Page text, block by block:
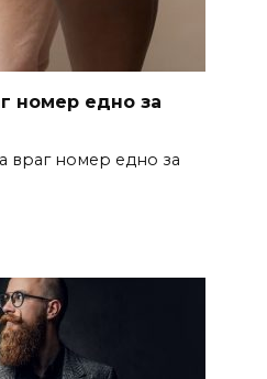
номер едно за
враг номер едно за